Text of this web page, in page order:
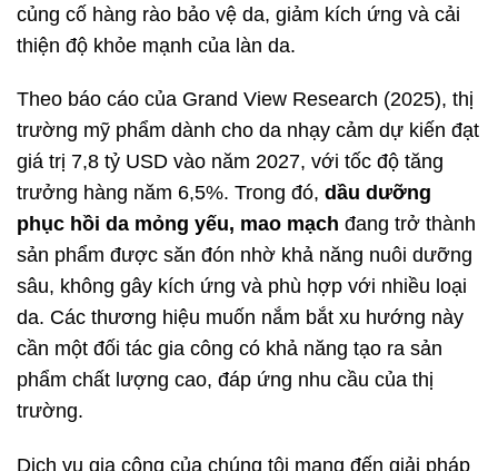
củng cố hàng rào bảo vệ da, giảm kích ứng và cải
thiện độ khỏe mạnh của làn da.
Theo báo cáo của Grand View Research (2025), thị
trường mỹ phẩm dành cho da nhạy cảm dự kiến đạt
giá trị 7,8 tỷ USD vào năm 2027, với tốc độ tăng
trưởng hàng năm 6,5%. Trong đó, dầu dưỡng
phục hồi da mỏng yếu, mao mạch đang trở thành
sản phẩm được săn đón nhờ khả năng nuôi dưỡng
sâu, không gây kích ứng và phù hợp với nhiều loại
da. Các thương hiệu muốn nắm bắt xu hướng này
cần một đối tác gia công có khả năng tạo ra sản
phẩm chất lượng cao, đáp ứng nhu cầu của thị
trường.
Dịch vụ gia công của chúng tôi mang đến giải pháp